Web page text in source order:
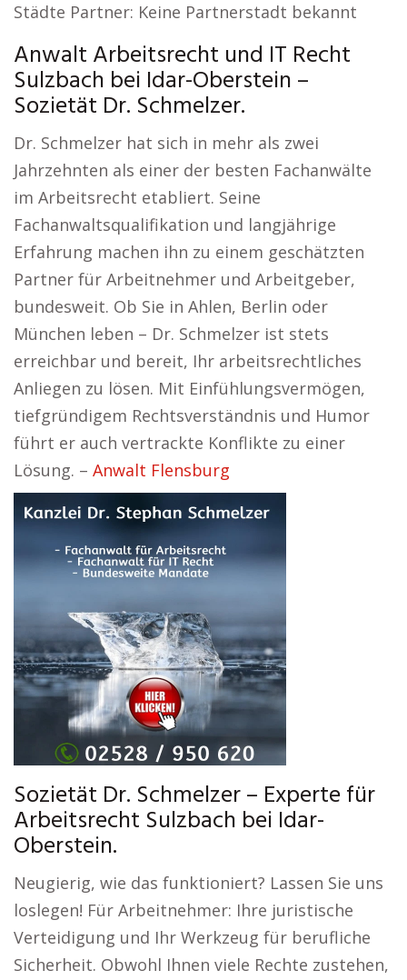
Städte Partner: Keine Partnerstadt bekannt
Anwalt Arbeitsrecht und IT Recht
Sulzbach bei Idar-Oberstein –
Sozietät Dr. Schmelzer.
Dr. Schmelzer hat sich in mehr als zwei
Jahrzehnten als einer der besten Fachanwälte
im Arbeitsrecht etabliert. Seine
Fachanwaltsqualifikation und langjährige
Erfahrung machen ihn zu einem geschätzten
Partner für Arbeitnehmer und Arbeitgeber,
bundesweit. Ob Sie in Ahlen, Berlin oder
München leben – Dr. Schmelzer ist stets
erreichbar und bereit, Ihr arbeitsrechtliches
Anliegen zu lösen. Mit Einfühlungsvermögen,
tiefgründigem Rechtsverständnis und Humor
führt er auch vertrackte Konflikte zu einer
Lösung. – Anwalt Flensburg
Sozietät Dr. Schmelzer – Experte für
Arbeitsrecht Sulzbach bei Idar-
Oberstein.
Neugierig, wie das funktioniert? Lassen Sie uns
loslegen! Für Arbeitnehmer: Ihre juristische
Verteidigung und Ihr Werkzeug für berufliche
Sicherheit. Obwohl Ihnen viele Rechte zustehen,